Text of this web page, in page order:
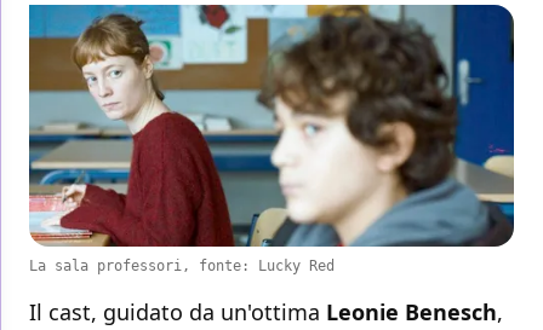
La sala professori, fonte: Lucky Red
Il cast, guidato da un'ottima Leonie Benesch,